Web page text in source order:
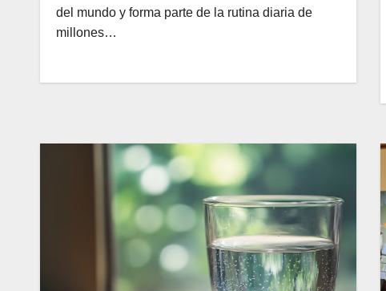
del mundo y forma parte de la rutina diaria de
millones…